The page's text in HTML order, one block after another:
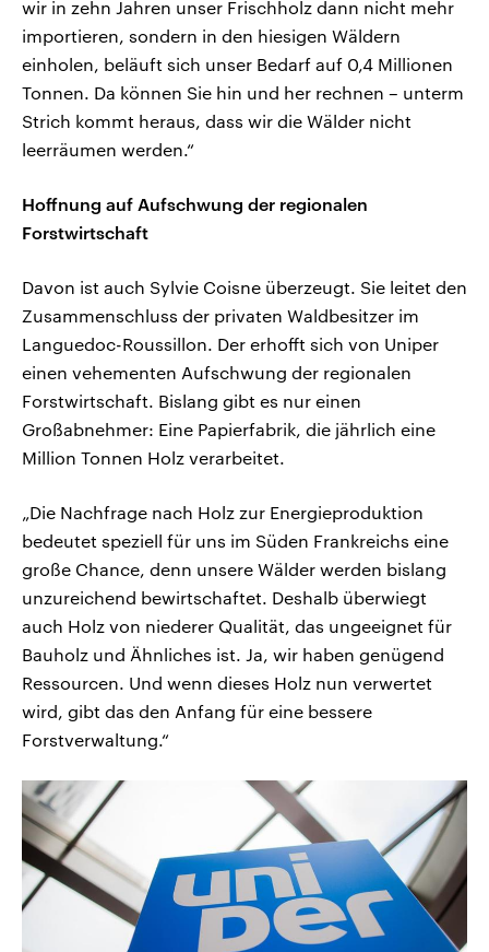
wir in zehn Jahren unser Frischholz dann nicht mehr
importieren, sondern in den hiesigen Wäldern
einholen, beläuft sich unser Bedarf auf 0,4 Millionen
Tonnen. Da können Sie hin und her rechnen – unterm
Strich kommt heraus, dass wir die Wälder nicht
leerräumen werden.“
Hoffnung auf Aufschwung der regionalen
Forstwirtschaft
Davon ist auch Sylvie Coisne überzeugt. Sie leitet den
Zusammenschluss der privaten Waldbesitzer im
Languedoc-Roussillon. Der erhofft sich von Uniper
einen vehementen Aufschwung der regionalen
Forstwirtschaft. Bislang gibt es nur einen
Großabnehmer: Eine Papierfabrik, die jährlich eine
Million Tonnen Holz verarbeitet.
„Die Nachfrage nach Holz zur Energieproduktion
bedeutet speziell für uns im Süden Frankreichs eine
große Chance, denn unsere Wälder werden bislang
unzureichend bewirtschaftet. Deshalb überwiegt
auch Holz von niederer Qualität, das ungeeignet für
Bauholz und Ähnliches ist. Ja, wir haben genügend
Ressourcen. Und wenn dieses Holz nun verwertet
wird, gibt das den Anfang für eine bessere
Forstverwaltung.“